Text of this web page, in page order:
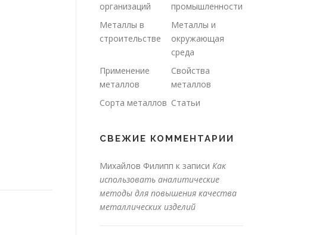
организаций
промышленности
Металлы в
строительстве
Металлы и
окружающая
среда
Применение
металлов
Свойства
металлов
Сорта металлов Статьи
СВЕЖИЕ КОММЕНТАРИИ
Михайлов Филипп к записи Как
использовать аналитические
методы для повышения качества
металлических изделий